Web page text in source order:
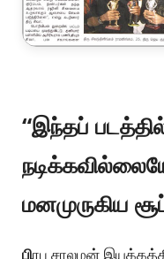
“இந்தப்
மனமுருகிய
பிரபு சாலமன்